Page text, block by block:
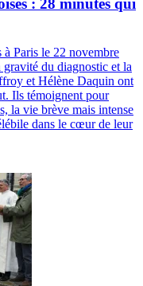
: 28 minutes qui
à Paris le 22 novembre
du diagnostic et la
et Hélène Daquin ont
Ils témoignent pour
la vie brève mais intense
dans le cœur de leur